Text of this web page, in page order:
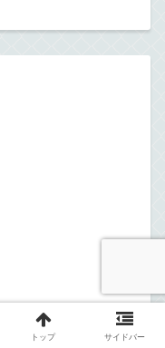
トップ サイドバー